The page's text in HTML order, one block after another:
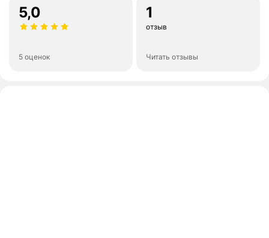
5,0
5 оценок
1
отзыв
Читать отзывы